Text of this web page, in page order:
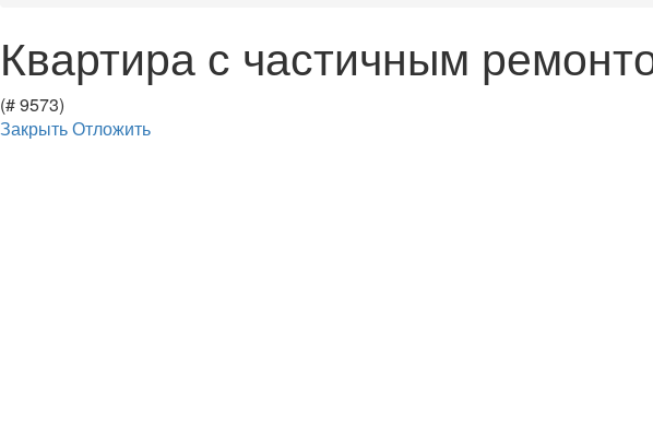
Квартира с частичным
(# 9573)
ЗакрытьОтложить